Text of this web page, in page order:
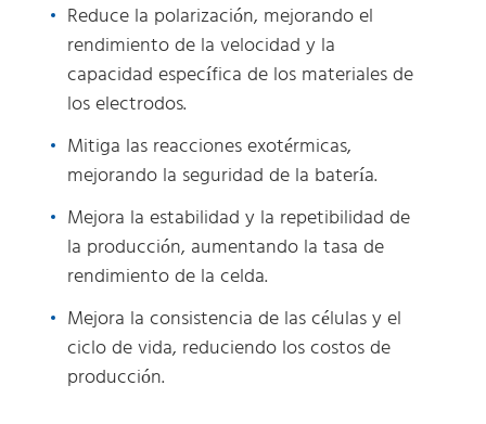
Reduce la polarización, mejorando el
rendimiento de la velocidad y la
capacidad específica de los materiales de
los electrodos.
Mitiga las reacciones exotérmicas,
mejorando la seguridad de la batería.
Mejora la estabilidad y la repetibilidad de
la producción, aumentando la tasa de
rendimiento de la celda.
Mejora la consistencia de las células y el
ciclo de vida, reduciendo los costos de
producción.